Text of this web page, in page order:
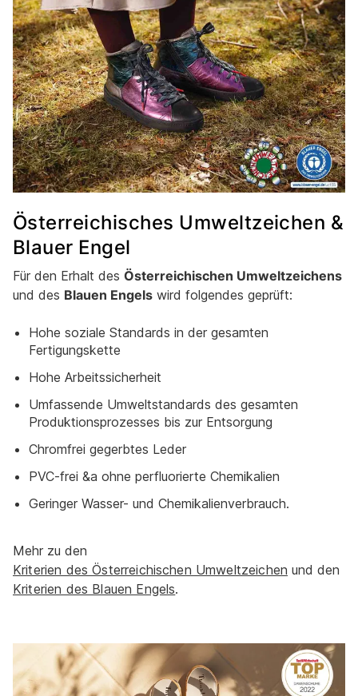
Österreichisches Umweltzeichen &
Blauer Engel
Für den Erhalt des Österreichischen Umweltzeichens
und des Blauen Engels wird folgendes geprüft:
Hohe soziale Standards in der gesamten
Fertigungskette
Hohe Arbeitssicherheit
Umfassende Umweltstandards des gesamten
Produktionsprozesses bis zur Entsorgung
Chromfrei gegerbtes Leder
PVC-frei &a ohne perfluorierte Chemikalien
Geringer Wasser- und Chemikalienverbrauch.
Mehr zu den
Kriterien des Österreichischen Umweltzeichen und den
Kriterien des Blauen Engels.